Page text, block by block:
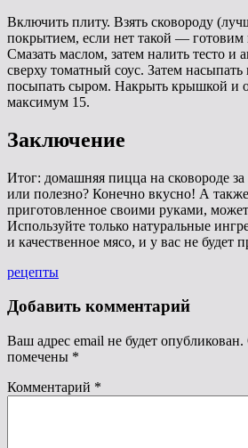
Включить плиту. Взять сковороду
покрытием, если нет такой — готовим
Смазать маслом, затем налить тесто и
сверху томатный соус. Затем насыпать
посыпать сыром. Накрыть крышкой и
максимум 15.
Заключение
Итог: домашняя пицца на сковороде
или полезно? Конечно вкусно! А
приготовленное своими руками,
Используйте только натуральные
и качественное мясо, и у вас не будет
Метки
рецепты
Добавить комментарий
Ваш адрес email не будет опубликован.
помечены *
Комментарий *